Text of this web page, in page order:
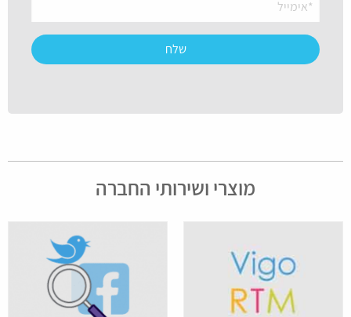
יותר
או
פנה
בשיטה
leave
מוצרי ושירותי החברה